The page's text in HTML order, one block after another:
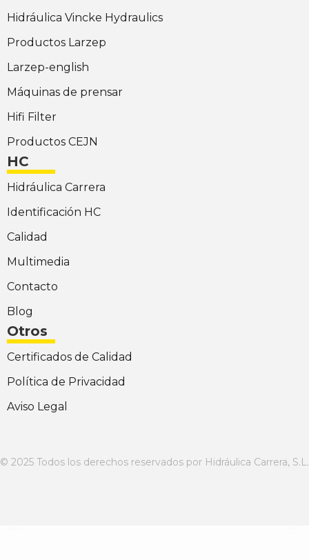
Hidráulica Vincke Hydraulics
Productos Larzep
Larzep-english
Máquinas de prensar
Hifi Filter
Productos CEJN
HC
Hidráulica Carrera
Identificación HC
Calidad
Multimedia
Contacto
Blog
Otros
Certificados de Calidad
Política de Privacidad
Aviso Legal
© 2025 Todos los derechos reservados por Hidráulica Carrera, S.L.